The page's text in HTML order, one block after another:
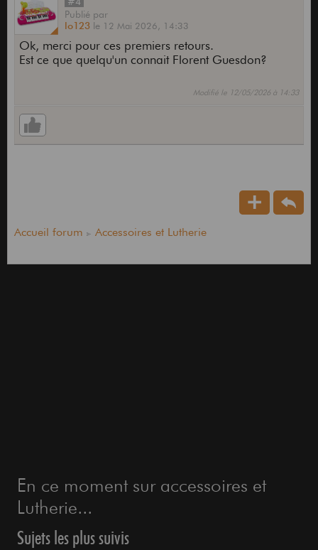
Publié par
lo123 le 12 Mai 2026, 14:33
Ok, merci pour ces premiers retours.
Est ce que quelqu'un connait Florent Guesdon?
Modifié le 12/05/2026 à 14:33
Accueil forum Accessoires et Lutherie
En ce moment sur accessoires et
Lutherie...
Sujets les plus suivis